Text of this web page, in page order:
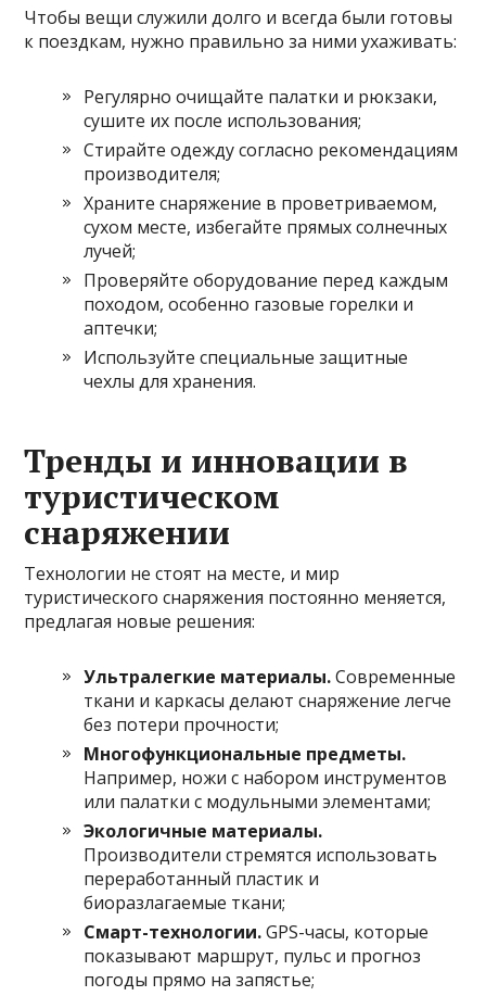
Чтобы вещи служили долго и всегда были готовы
к поездкам, нужно правильно за ними ухаживать:
Регулярно очищайте палатки и рюкзаки,
сушите их после использования;
Стирайте одежду согласно рекомендациям
производителя;
Храните снаряжение в проветриваемом,
сухом месте, избегайте прямых солнечных
лучей;
Проверяйте оборудование перед каждым
походом, особенно газовые горелки и
аптечки;
Используйте специальные защитные
чехлы для хранения.
Тренды и инновации в
туристическом
снаряжении
Технологии не стоят на месте, и мир
туристического снаряжения постоянно меняется,
предлагая новые решения:
Ультралегкие материалы.Современные
ткани и каркасы делают снаряжение легче
без потери прочности;
Многофункциональные предметы.
Например, ножи с набором инструментов
или палатки с модульными элементами;
Экологичные материалы.
Производители стремятся использовать
переработанный пластик и
биоразлагаемые ткани;
Смарт-технологии.GPS-часы, которые
показывают маршрут, пульс и прогноз
погоды прямо на запястье;